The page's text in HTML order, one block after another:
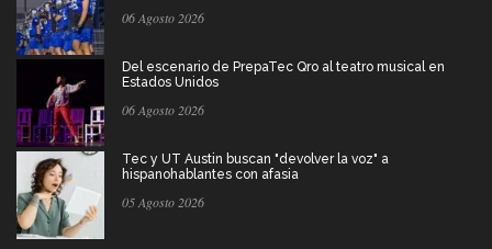
06 Agosto 2026
Del escenario de PrepaTec Qro al teatro musical en
Estados Unidos
06 Agosto 2026
Tec y UT Austin buscan "devolver la voz" a
hispanohablantes con afasia
05 Agosto 2026